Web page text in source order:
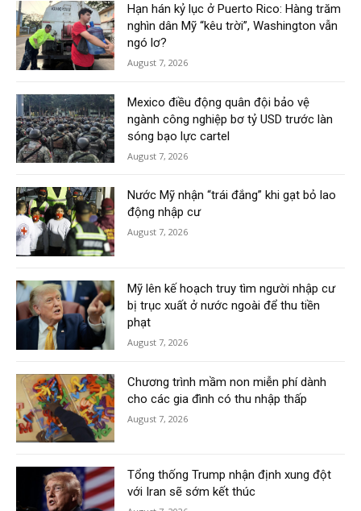
Hạn hán kỷ lục ở Puerto Rico: Hàng trăm
nghìn dân Mỹ “kêu trời”, Washington vẫn
ngó lơ?
August 7, 2026
Mexico điều động quân đội bảo vệ
ngành công nghiệp bơ tỷ USD trước làn
sóng bạo lực cartel
August 7, 2026
Nước Mỹ nhận “trái đắng” khi gạt bỏ lao
động nhập cư
August 7, 2026
Mỹ lên kế hoạch truy tìm người nhập cư
bị trục xuất ở nước ngoài để thu tiền
phạt
August 7, 2026
Chương trình mầm non miễn phí dành
cho các gia đình có thu nhập thấp
August 7, 2026
Tổng thống Trump nhận định xung đột
với Iran sẽ sớm kết thúc